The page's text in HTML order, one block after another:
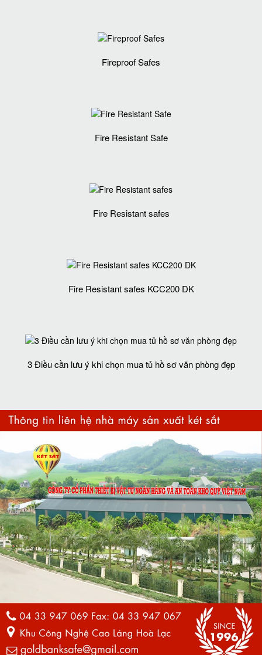
Fireproof Safes
Fire Resistant Safe
Fire Resistant safes
Fire Resistant safes KCC200 DK
3 Điều cần lưu ý khi chọn mua tủ hồ sơ văn phòng đẹp